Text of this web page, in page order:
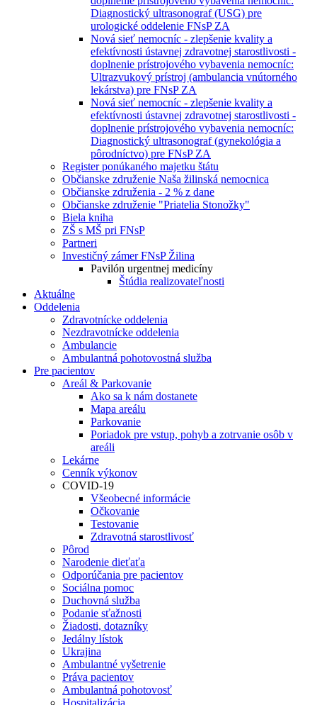
Diagnostický ultrasonograf (USG) pre
urologické oddelenie FNsP ZA
Nová sieť nemocníc - zlepšenie kvality a
efektívnosti ústavnej zdravotnej starostlivosti -
doplnenie prístrojového vybavenia nemocníc:
Ultrazvukový prístroj (ambulancia vnútorného
lekárstva) pre FNsP ZA
Nová sieť nemocníc - zlepšenie kvality a
efektívnosti ústavnej zdravotnej starostlivosti -
doplnenie prístrojového vybavenia nemocníc:
Diagnostický ultrasonograf (gynekológia a
pôrodníctvo) pre FNsP ZA
Register ponúkaného majetku štátu
Občianske združenie Naša žilinská nemocnica
Občianske združenia - 2 % z dane
Občianske združenie "Priatelia Stonožky"
Biela kniha
ZŠ s MŠ pri FNsP
Partneri
Investičný zámer FNsP Žilina
Pavilón urgentnej medicíny
Štúdia realizovateľnosti
Aktuálne
Oddelenia
Zdravotnícke oddelenia
Nezdravotnícke oddelenia
Ambulancie
Ambulantná pohotovostná služba
Pre pacientov
Areál & Parkovanie
Ako sa k nám dostanete
Mapa areálu
Parkovanie
Poriadok pre vstup, pohyb a zotrvanie osôb v
areáli
Lekárne
Cenník výkonov
COVID-19
Všeobecné informácie
Očkovanie
Testovanie
Zdravotná starostlivosť
Pôrod
Narodenie dieťaťa
Odporúčania pre pacientov
Sociálna pomoc
Duchovná služba
Podanie sťažnosti
Žiadosti, dotazníky
Jedálny lístok
Ukrajina
Ambulantné vyšetrenie
Práva pacientov
Ambulantná pohotovosť
Hospitalizácia